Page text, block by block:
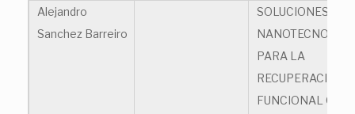
Alejandro
Sanchez Barreiro
SOLUCIONES
PARA LA
RECUPERACIÓN
FUNCIONAL